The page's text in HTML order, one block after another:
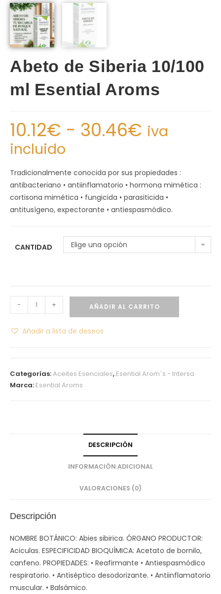
Abeto de Siberia 10/100
ml Esential Aroms
10.12€ - 30.46€ iva
incluido
Tradicionalmente conocida por sus propiedades :
antibacteriano • antiinflamatorio • hormona mimética :
cortisona mimética • fungicida • parasiticida •
antitusígeno, expectorante • antiespasmódico.
CANTIDAD Elige una opción
- + AÑADIR AL CARRITO
Añadir a lista de deseos
Categorías:Aceites Esenciales, Esential Arom´s - Intersa
Marca: Esential Aroms
DESCRIPCIÓN
INFORMACIÓN ADICIONAL
VALORACIONES (0)
Descripción
NOMBRE BOTÁNICO: Abies sibirica. ÓRGANO PRODUCTOR:
Aciculas. ESPECIFICIDAD BIOQUÍMICA: Acetato de bornilo,
canfeno. PROPIEDADES: • Reafirmante • Antiespasmódico
respiratorio. • Antiséptico desodorizante. • Antiinflamatorio
muscular. • Balsámico.